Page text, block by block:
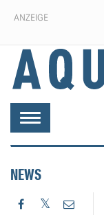
ANZEIGE
Toggle
navigation
NEWS